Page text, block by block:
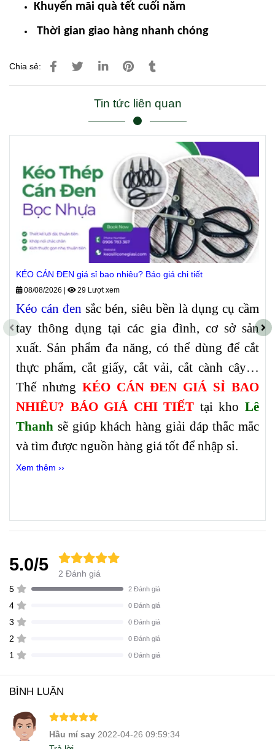
Khuyến mãi quà tết cuối năm
Thời gian giao hàng nhanh chóng
Chia sẻ:
Tin tức liên quan
KÉO CÁN ĐEN giá sỉ bao nhiêu? Báo giá chi tiết
08/08/2026 | 29 Lượt xem
Kéo cán đensắc bén, siêu bền là dụng cụ cầm
tay thông dụng tại các gia đình, cơ sở sản
xuất. Sản phẩm đa năng, có thể dùng để cắt
thực phẩm, cắt giấy, cắt vải, cắt cành cây…
Thế nhưng KÉO CÁN ĐEN GIÁ SỈ BAO
NHIÊU? BÁO GIÁ CHI TIẾT tại khoLê
Thanh sẽ giúp khách hàng giải đáp thắc mắc
và tìm được nguồn hàng giá tốt để nhập sỉ.
Xem thêm ››
5.0/5
2 Đánh giá
5
2 Đánh giá
4 0 Đánh giá
3 0 Đánh giá
2 0 Đánh giá
1 0 Đánh giá
BÌNH LUẬN
Hầu mí say 2022-04-26 09:59:34